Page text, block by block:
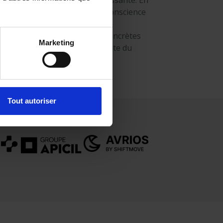
Marketing
Tout autoriser
le fossé entre la prise de conscience
marketing en actions concrètes
une croissance constante du